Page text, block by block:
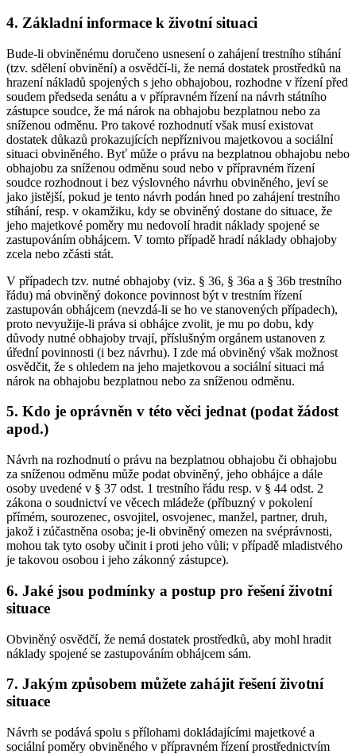
4. Základní informace k životní situaci
Bude-li obviněnému doručeno usnesení o zahájení trestního stíhání
(tzv. sdělení obvinění) a osvědčí-li, že nemá dostatek prostředků na
hrazení nákladů spojených s jeho obhajobou, rozhodne v řízení před
soudem předseda senátu a v přípravném řízení na návrh státního
zástupce soudce, že má nárok na obhajobu bezplatnou nebo za
sníženou odměnu. Pro takové rozhodnutí však musí existovat
dostatek důkazů prokazujících nepříznivou majetkovou a sociální
situaci obviněného. Byť může o právu na bezplatnou obhajobu nebo
obhajobu za sníženou odměnu soud nebo v přípravném řízení
soudce rozhodnout i bez výslovného návrhu obviněného, jeví se
jako jistější, pokud je tento návrh podán hned po zahájení trestního
stíhání, resp. v okamžiku, kdy se obviněný dostane do situace, že
jeho majetkové poměry mu nedovolí hradit náklady spojené se
zastupováním obhájcem. V tomto případě hradí náklady obhajoby
zcela nebo zčásti stát.
V případech tzv. nutné obhajoby (viz. § 36, § 36a a § 36b trestního
řádu) má obviněný dokonce povinnost být v trestním řízení
zastupován obhájcem (nevzdá-li se ho ve stanovených případech),
proto nevyužije-li práva si obhájce zvolit, je mu po dobu, kdy
důvody nutné obhajoby trvají, příslušným orgánem ustanoven z
úřední povinnosti (i bez návrhu). I zde má obviněný však možnost
osvědčit, že s ohledem na jeho majetkovou a sociální situaci má
nárok na obhajobu bezplatnou nebo za sníženou odměnu.
5. Kdo je oprávněn v této věci jednat (podat žádost
apod.)
Návrh na rozhodnutí o právu na bezplatnou obhajobu či obhajobu
za sníženou odměnu může podat obviněný, jeho obhájce a dále
osoby uvedené v § 37 odst. 1 trestního řádu resp. v § 44 odst. 2
zákona o soudnictví ve věcech mládeže (příbuzný v pokolení
přímém, sourozenec, osvojitel, osvojenec, manžel, partner, druh,
jakož i zúčastněna osoba; je-li obviněný omezen na svéprávnosti,
mohou tak tyto osoby učinit i proti jeho vůli; v případě mladistvého
je takovou osobou i jeho zákonný zástupce).
6. Jaké jsou podmínky a postup pro řešení životní
situace
Obviněný osvědčí, že nemá dostatek prostředků, aby mohl hradit
náklady spojené se zastupováním obhájcem sám.
7. Jakým způsobem můžete zahájit řešení životní
situace
Návrh se podává spolu s přílohami dokládajícími majetkové a
sociální poměry obviněného v přípravném řízení prostřednictvím